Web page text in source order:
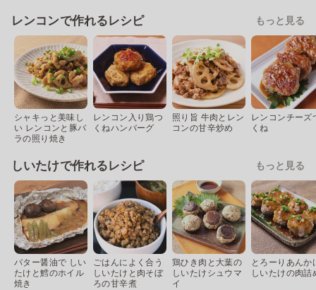
レンコンで作れるレシピ もっと見る
シャキっと美味し
い レンコンと豚バ
ラの照り焼き
レンコン入り鶏つ
くねハンバーグ
照り旨 牛肉とレン
コンの甘辛炒め
レンコンチーズ
くね
しいたけで作れるレシピ もっと見る
バター醤油で しい
たけと鱈のホイル
焼き
ごはんによく合う
しいたけと肉そぼ
ろの甘辛煮
鶏ひき肉と大葉の
しいたけシュウマ
イ
とろーりあんか
しいたけの肉詰